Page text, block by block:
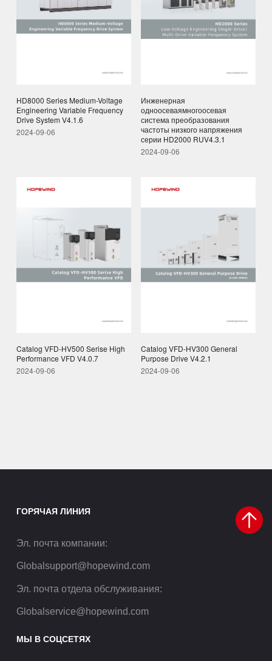
HD8000 Series Medium-Voltage
Engineering Variable Frequency
Drive System V4.1.6
2024-09-06
Инженерная
одноосеваямногоосевая
система преобразования
частоты низкого напряжения
серии HD2000 RUV4.3.1
2024-09-06
Catalog VFD-HV500 Serise High
Performance VFD V4.0.7
2024-09-06
Catalog VFD-HV300 General
Purpose Drive V4.2.1
2024-09-06
ГОРЯЧАЯ ЛИНИЯ
Эл. почта компании:
Globalsupport@hopewind.com
Эл. почта отдела обслуживания:
Globalservice@hopewind.com
МЫ В СОЦСЕТЯХ